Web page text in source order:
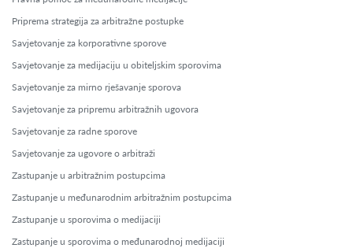
Priprema strategija za arbitražne postupke
Savjetovanje za korporativne sporove
Savjetovanje za medijaciju u obiteljskim sporovima
Savjetovanje za mirno rješavanje sporova
Savjetovanje za pripremu arbitražnih ugovora
Savjetovanje za radne sporove
Savjetovanje za ugovore o arbitraži
Zastupanje u arbitražnim postupcima
Zastupanje u međunarodnim arbitražnim postupcima
Zastupanje u sporovima o medijaciji
Zastupanje u sporovima o međunarodnoj medijaciji